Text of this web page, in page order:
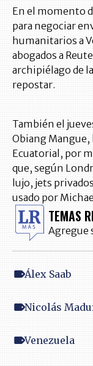
En el momento
para negociar
humanitarios a
abogados a
archipiélago de
repostar.
También el
Obiang Mangue,
Ecuatorial, por
que, según
lujo, jets
usado por
TEMAS
Agregue
Álex Saab
Nicolás
Venezuela